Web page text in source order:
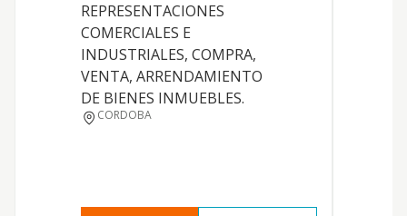
REPRESENTACIONES
COMERCIALES E
INDUSTRIALES, COMPRA,
VENTA, ARRENDAMIENTO
DE BIENES INMUEBLES.
CORDOBA